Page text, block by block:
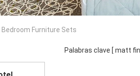
Furniture Sets
Palabras clave [ matt